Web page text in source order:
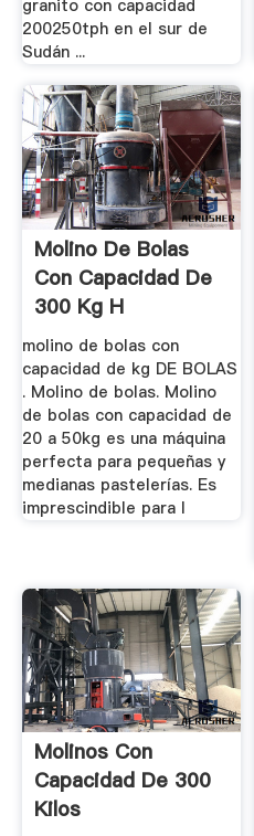
granito con capacidad
200250tph en el sur de
Sudán ...
Molino De Bolas
Con Capacidad De
300 Kg H
molino de bolas con
capacidad de kg DE BOLAS
. Molino de bolas. Molino
de bolas con capacidad de
20 a 50kg es una máquina
perfecta para pequeñas y
medianas pastelerías. Es
imprescindible para l
Molinos Con
Capacidad De 300
Kilos